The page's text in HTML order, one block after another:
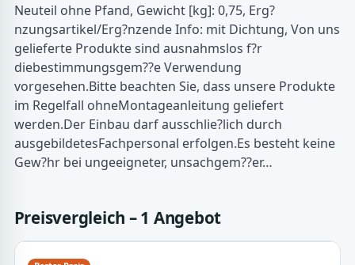
Neuteil ohne Pfand, Gewicht [kg]: 0,75, Erg?
nzungsartikel/Erg?nzende Info: mit Dichtung, Von uns
gelieferte Produkte sind ausnahmslos f?r
diebestimmungsgem??e Verwendung
vorgesehen.Bitte beachten Sie, dass unsere Produkte
im Regelfall ohneMontageanleitung geliefert
werden.Der Einbau darf ausschlie?lich durch
ausgebildetesFachpersonal erfolgen.Es besteht keine
Gew?hr bei ungeeigneter, unsachgem??er…
Preisvergleich – 1 Angebot